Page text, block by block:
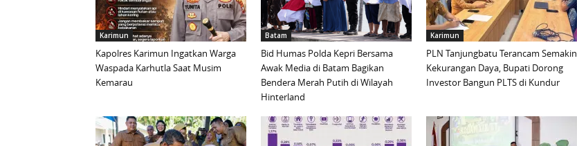
Karimun
Kapolres Karimun Ingatkan Warga
Waspada Karhutla Saat Musim
Kemarau
Batam
Bid Humas Polda Kepri Bersama
Awak Media di Batam Bagikan
Bendera Merah Putih di Wilayah
Hinterland
Karimun
PLN Tanjungbatu Terancam Semakin
Kekurangan Daya, Bupati Dorong
Investor Bangun PLTS di Kundur